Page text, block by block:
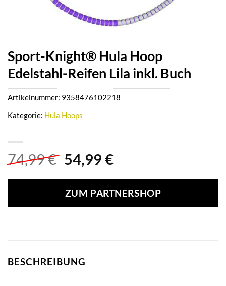
Sport-Knight® Hula Hoop
Edelstahl-Reifen Lila inkl. Buch
74,99€ Ursprünglicher
war:
74,99 €
54,99 €Aktueller
ist:
54,99 €.
ZUM PARTNERSHOP
Artikelnummer: 9358476102218
Kategorie: Hula Hoops
BESCHREIBUNG